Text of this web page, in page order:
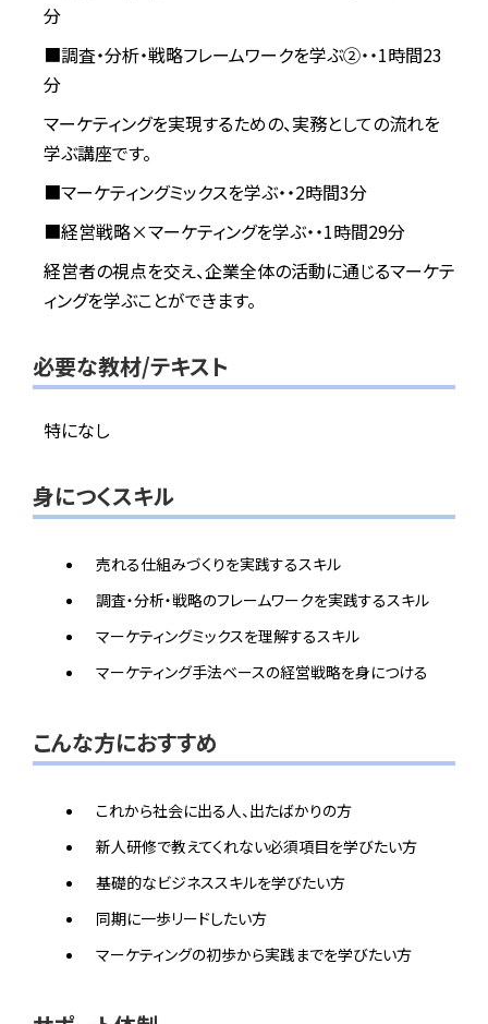
分
■調査・分析・戦略フレームワークを学ぶ②・・1時間23
分
マーケティングを実現するための、実務としての流れを
学ぶ講座です。
■マーケティングミックスを学ぶ・・2時間3分
■経営戦略×マーケティングを学ぶ・・1時間29分
経営者の視点を交え、企業全体の活動に通じるマーケテ
ィングを学ぶことができます。
必要な教材/テキスト
特になし
身につくスキル
売れる仕組みづくりを実践するスキル
調査・分析・戦略のフレームワークを実践するスキル
マーケティングミックスを理解するスキル
マーケティング手法ベースの経営戦略を身につける
こんな方におすすめ
これから社会に出る人、出たばかりの方
新人研修で教えてくれない必須項目を学びたい方
基礎的なビジネススキルを学びたい方
同期に一歩リードしたい方
マーケティングの初歩から実践までを学びたい方